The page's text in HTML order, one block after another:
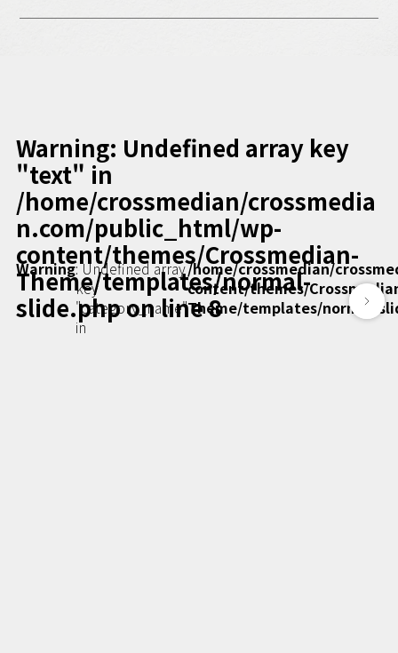
プロフェッショナル対談
ラジオ
Podcast番組
「ビジネス・ブック・アカデミー」
Podcast番組
「小早川幸一郎の編集者で経営者」
Podcast番組
「東京広報大学」
クロスメディアンとは？
Warning: Undefined array key
"text" in
/home/crossmedian/crossmedia
n.com/public_html/wp-
content/themes/Crossmedian-
Theme/templates/normal-
slide.phpon line8
Warning: Undefined array
key
"category_name"
in
/home/crossmedian/
content/themes/
Theme/templates/normal-